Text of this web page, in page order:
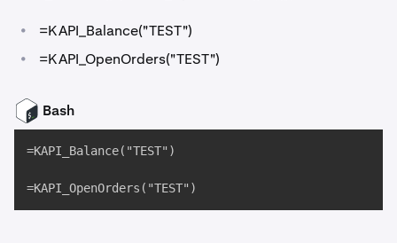
• =KAPI_Balance("TEST")
• =KAPI_OpenOrders("TEST")
Bash
=KAPI_Balance("TEST")
=KAPI_OpenOrders("TEST")